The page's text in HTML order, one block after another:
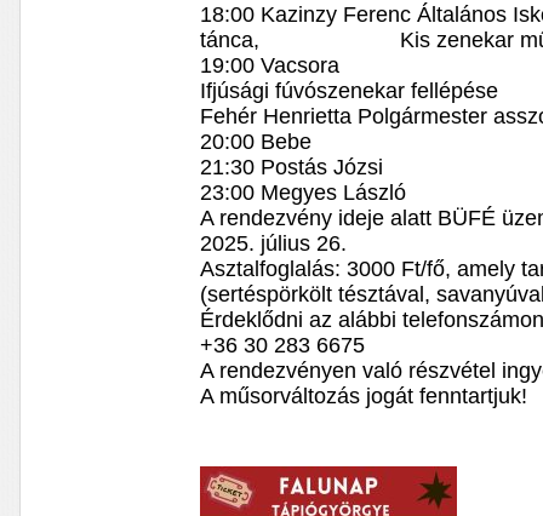
18:00 Kazinzy Ferenc Általános
tánca, Kis zenekar
19:00 Vacsora
Ifjúsági fúvószenekar fellépése
Fehér Henrietta Polgármester
20:00 Bebe
21:30 Postás Józsi
23:00 Megyes László
A rendezvény ideje alatt BÜFÉ
2025. július 26.
Asztalfoglalás: 3000 Ft/fő, amely
(sertéspörkölt tésztával,
Érdeklődni az alábbi
+36 30 283 6675
A rendezvényen való részvétel
A műsorváltozás jogát fenntartjuk!